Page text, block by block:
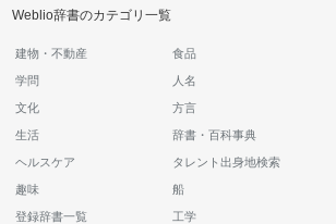
Weblio辞書のカテゴリ一覧
建物・不動産 食品
学問 人名
文化 方言
生活 辞書・百科事典
ヘルスケア タレント出身地検索
趣味 船
登録辞書一覧 工学